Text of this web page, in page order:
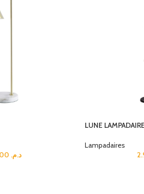
د.م.
LUNE
Lampadaires